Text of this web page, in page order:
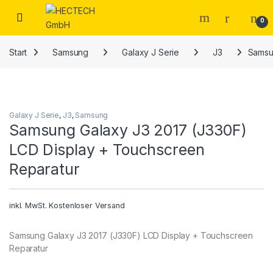
Open 0
Start Samsung Galaxy J Serie J3
Galaxy J Serie, J3, Samsung
Samsung Galaxy J3 2017 (J330F)
LCD Display + Touchscreen
Reparatur
inkl. MwSt. Kostenloser Versand
Samsung Galaxy J3 2017 (J330F) LCD Display + Touchscreen
Reparatur